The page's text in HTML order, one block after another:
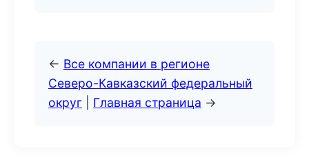
← Все компании в регионе
Северо-Кавказский федеральный
округ
Главная страница →